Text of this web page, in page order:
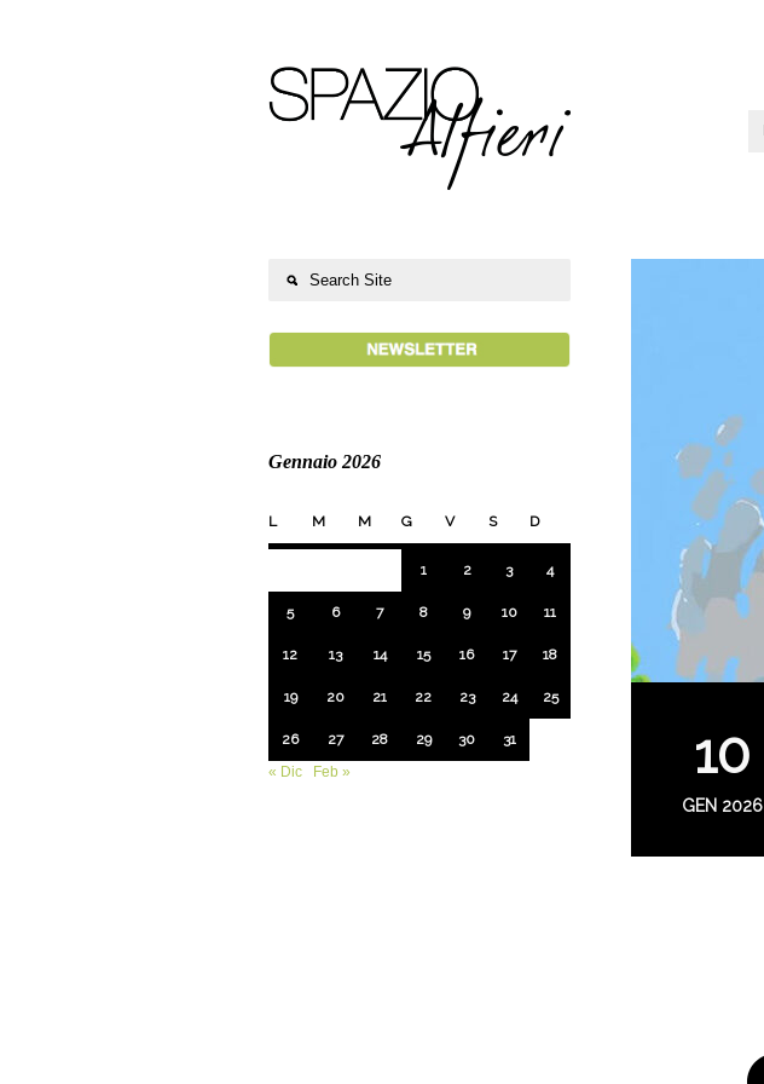
10
GEN 2026
Gennaio 2026
L M M G V S D
1 2 3 4
5 6 7 8 9 10 11
12 13 14 15 16 17 18
19 20 21 22 23 24 25
26 27 28 29 30
31
« Dic
Feb »